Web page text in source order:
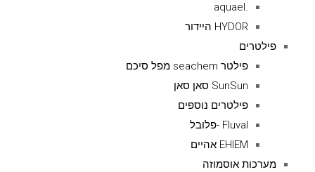
.aquael
HYDOR היידור
פילטרים
פילטר seachem מפל סיכם
SunSun סאן סאן
פילטרים נוספים
Fluval -פלובל
EHIEM אהיים
מערכות אוסמוזה